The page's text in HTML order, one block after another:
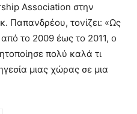
Association στην
Παπανδρέου, τονίζει: «Ως
το 2009 έως το 2011, ο
πολύ καλά τι
μιας χώρας σε μια